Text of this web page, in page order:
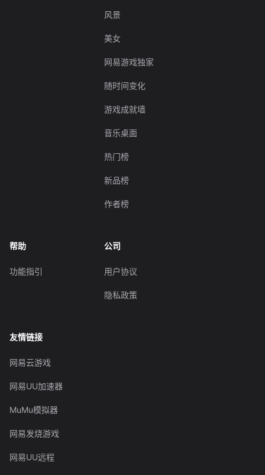
风景
美女
网易游戏独家
随时间变化
游戏成就墙
音乐桌面
热门榜
新品榜
作者榜
帮助
功能指引
公司
用户协议
隐私政策
友情链接
网易云游戏
网易UU加速器
MuMu模拟器
网易发烧游戏
网易UU远程